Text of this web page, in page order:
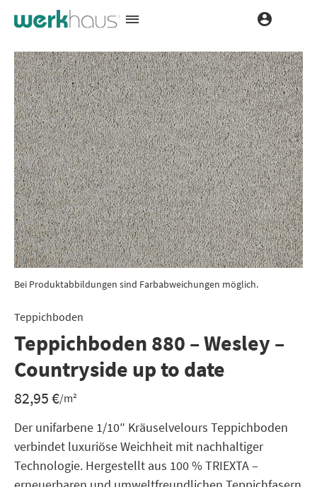
Bei Produktabbildungen sind Farbabweichungen möglich.
Teppichboden
Teppichboden 880 – Wesley –
Countryside up to date
82,95€/m²
Der unifarbene 1/10″ Kräuselvelours Teppichboden
verbindet luxuriöse Weichheit mit nachhaltiger
Technologie. Hergestellt aus 100 % TRIEXTA –